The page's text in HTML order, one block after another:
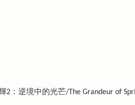
2：逆境中的光芒/The Grandeur of